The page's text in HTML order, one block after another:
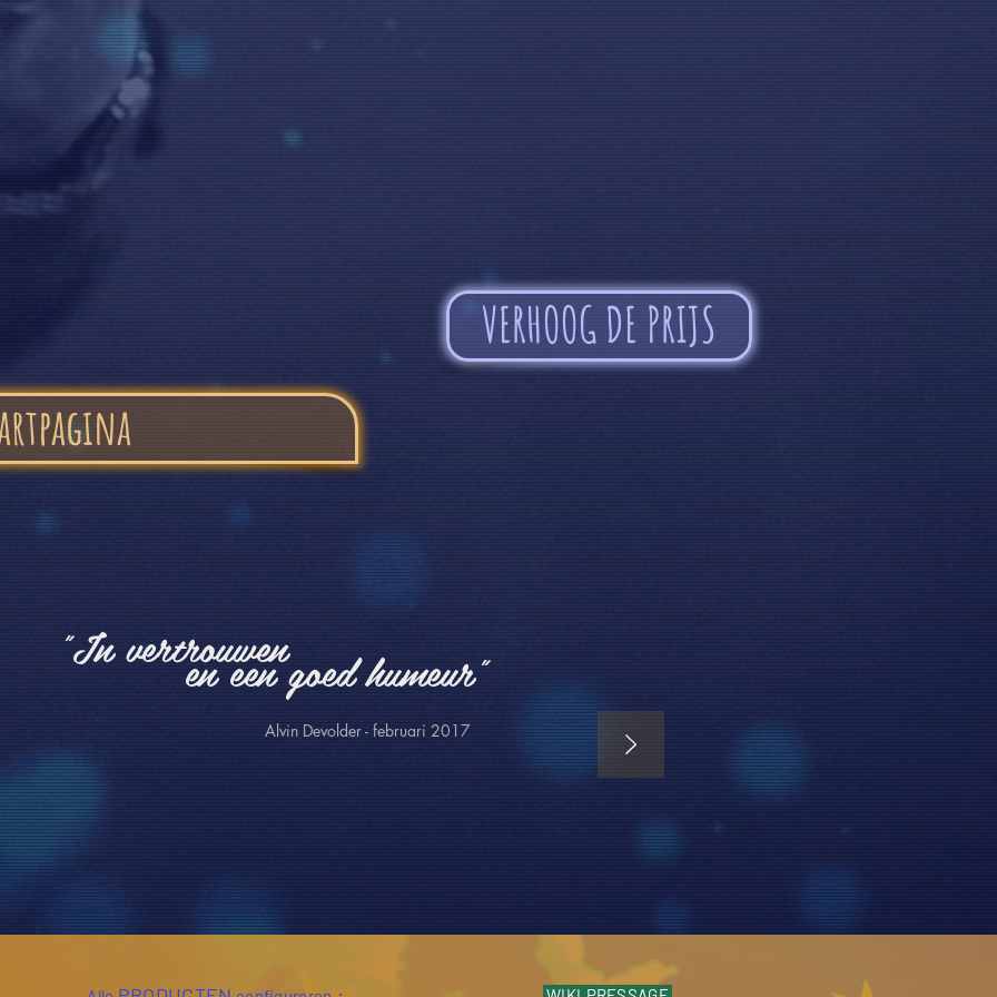
VERHOOG DE PRIJS
"In vertrouwenen een goed humeur"
Alvin Devolder - februari 2017